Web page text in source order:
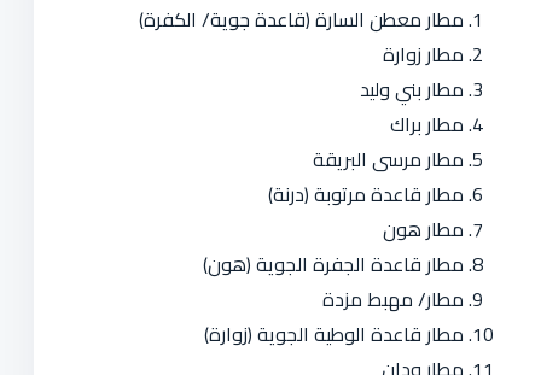
مطار معطن السارة (قاعدة جوية/ الكفرة)
مطار زوارة
مطار بني وليد
مطار براك
مطار مرسى البريقة
مطار قاعدة مرتوبة (درنة)
مطار هون
مطار قاعدة الجفرة الجوية (هون)
مطار/ مهبط مزدة
مطار قاعدة الوطية الجوية (زوارة)